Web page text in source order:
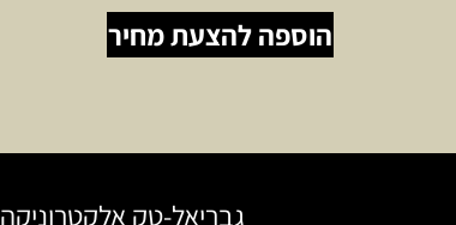
הוספה להצעת מחיר
גבריאל-טק אלקטרוניקה